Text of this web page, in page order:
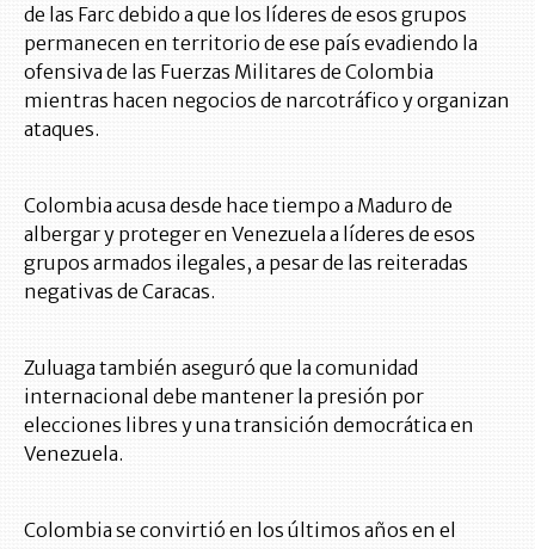
de las Farc debido a que los líderes de esos grupos
permanecen en territorio de ese país evadiendo la
ofensiva de las Fuerzas Militares de Colombia
mientras hacen negocios de narcotráfico y organizan
ataques.
Colombia acusa desde hace tiempo a Maduro de
albergar y proteger en Venezuela a líderes de esos
grupos armados ilegales, a pesar de las reiteradas
negativas de Caracas.
Zuluaga también aseguró que la comunidad
internacional debe mantener la presión por
elecciones libres y una transición democrática en
Venezuela.
Colombia se convirtió en los últimos años en el